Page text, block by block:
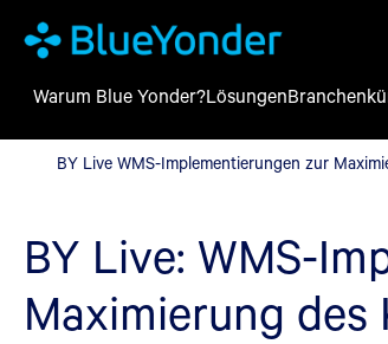
BY Live WMS-Implementierungen zur
Warum Blue Yonder?LösungenBranchen
BY Live WMS-Implementierungen zur
BY Live: WMS-
Maximierung des